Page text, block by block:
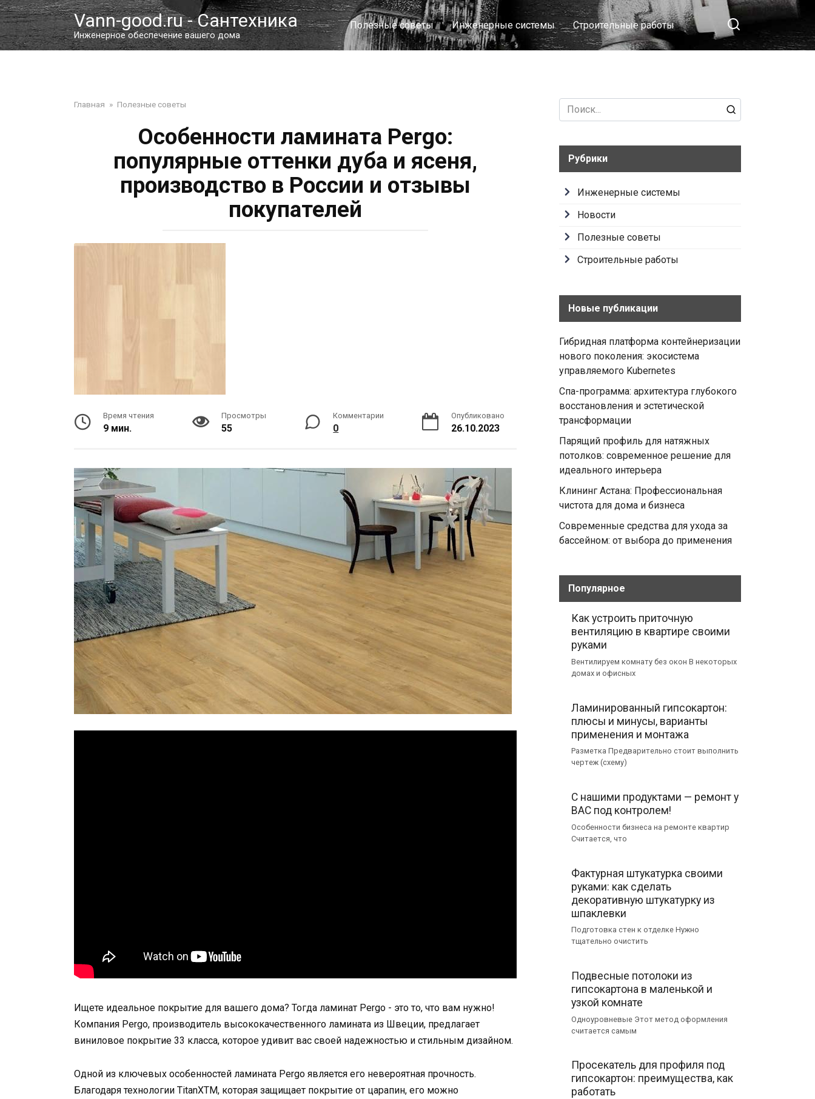
Перейти
к
контенту
Vann-good.ru - Сантехника
Инженерное обеспечение вашего дома
Полезные советы Инженерные системы Строительные работы
Главная » Полезные советы
Особенности ламината Pergo:
популярные оттенки дуба и ясеня,
производство в России и отзывы
покупателей
Время чтения
9 мин.
Просмотры
55
Комментарии
0
Опубликовано
26.10.2023
Ищете идеальное покрытие для вашего дома? Тогда ламинат Pergo - это то, что вам нужно!
Компания Pergo, производитель высококачественного ламината из Швеции, предлагает
виниловое покрытие 33 класса, которое удивит вас своей надежностью и стильным дизайном.
Одной из ключевых особенностей ламината Pergo является его невероятная прочность.
Благодаря технологии TitanXTM, которая защищает покрытие от царапин, его можно
Search
for:
Рубрики
Инженерные системы
Новости
Полезные советы
Строительные работы
Новые публикации
Гибридная платформа контейнеризации
нового поколения: экосистема
управляемого Kubernetes
Спа-программа: архитектура глубокого
восстановления и эстетической
трансформации
Парящий профиль для натяжных
потолков: современное решение для
идеального интерьера
Клининг Астана: Профессиональная
чистота для дома и бизнеса
Современные средства для ухода за
бассейном: от выбора до применения
Популярное
Как устроить приточную
вентиляцию в квартире своими
руками
Вентилируем комнату без окон В некоторых
домах и офисных
Ламинированный гипсокартон:
плюсы и минусы, варианты
применения и монтажа
Разметка Предварительно стоит выполнить
чертеж (схему)
С нашими продуктами — ремонт у
ВАС под контролем!
Особенности бизнеса на ремонте квартир
Считается, что
Фактурная штукатурка своими
руками: как сделать
декоративную штукатурку из
шпаклевки
Подготовка стен к отделке Нужно
тщательно очистить
Подвесные потолоки из
гипсокартона в маленькой и
узкой комнате
Одноуровневые Этот метод оформления
считается самым
Просекатель для профиля под
гипсокартон: преимущества, как
работать